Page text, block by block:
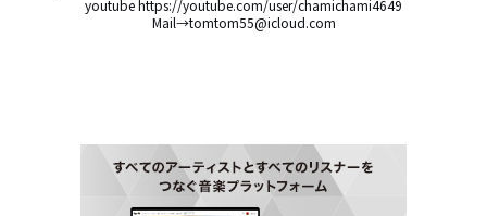
youtube https://youtube.com/user/chamichami4649
Mail→tomtom55@icloud.com